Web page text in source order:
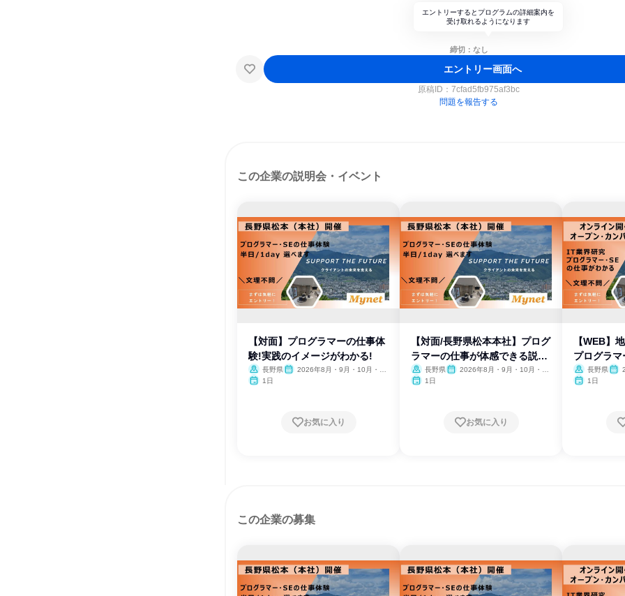
エントリーするとプログラムの詳細案内を
受け取れるようになります
締切：なし
エントリー画面へ
原稿ID： 7cfad5fb975af3bc
問題を報告する
この企業の説明会・イベント
【対面】プログラマーの仕事体
験!実践のイメージがわかる!
長野県
2026年8月・9月・10月・11
1日
お気に入り
【対面/長野県松本本社】プログ
ラマーの仕事が体感できる説明
会 長野県
2026年8月・9月・10月・11
1日
お気に入り
【WEB】
プログラ
長野県
1日
この企業の募集